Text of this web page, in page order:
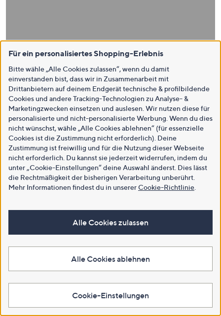
Für ein personalisiertes Shopping-Erlebnis
Bitte wähle „Alle Cookies zulassen“, wenn du damit
einverstanden bist, dass wir in Zusammenarbeit mit
Drittanbietern auf deinem Endgerät technische & profilbildende
Cookies und andere Tracking-Technologien zu Analyse- &
Marketingzwecken einsetzen und auslesen. Wir nutzen diese für
personalisierte und nicht-personalisierte Werbung. Wenn du dies
nicht wünschst, wähle „Alle Cookies ablehnen“ (für essenzielle
Cookies ist die Zustimmung nicht erforderlich). Deine
Zustimmung ist freiwillig und für die Nutzung dieser Webseite
nicht erforderlich. Du kannst sie jederzeit widerrufen, indem du
unter „Cookie-Einstellungen“ deine Auswahl änderst. Dies lässt
die Rechtmäßigkeit der bisherigen Verarbeitung unberührt.
Mehr Informationen findest du in unsererCookie-Richtlinie
Alle Cookies zulassen
Alle Cookies ablehnen
Cookie-Einstellungen